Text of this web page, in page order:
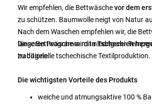
Wir empfehlen, die Bettwäschevor dem
zu schützen. Baumwolle neigt von Natur
Nach dem Waschen empfehlen wir, die
längeren Programm mit niedrigerer
zu bügeln.
Diese Bettwäsche wirdin Tschechien
traditionelle tschechische Textilproduktion.
Die wichtigsten Vorteile des Produkts
weiche und atmungsaktive 100 %